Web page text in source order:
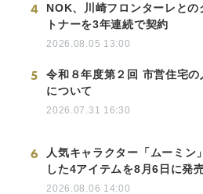
4
NOK、川崎フロンターレとの
トナーを3年連続で契約
2026.08.05 13:00
5
令和８年度第２回 市営住宅の
について
2026.07.31 16:30
6
人気キャラクター「ムーミン
した4アイテムを8月6日に発
2026.08.06 14:00